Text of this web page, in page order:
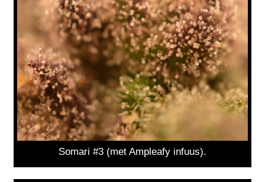
Somari #3 (met Ampleafy infuus).